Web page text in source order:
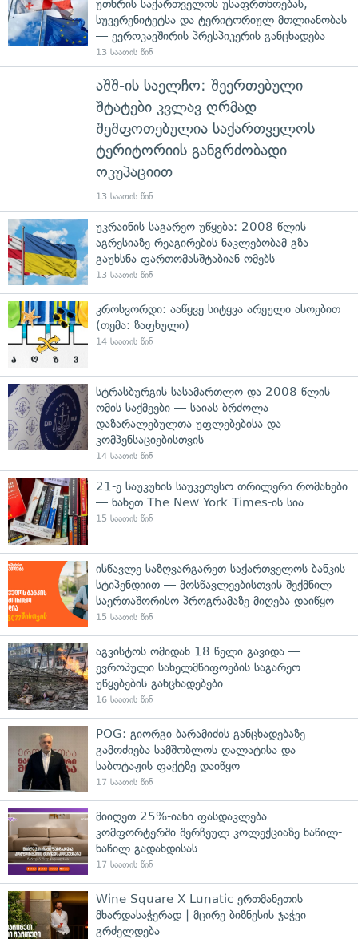
უთხრის საქართველოს უსაფრთხოებას,
სუვერენიტეტსა და ტერიტორიულ მთლიანობას
— ევროკავშირის პრესპიკერის განცხადება
13 საათის წინ
აშშ-ის საელჩო: შეერთებული
შტატები კვლავ ღრმად
შეშფოთებულია საქართველოს
ტერიტორიის განგრძობადი
ოკუპაციით
13 საათის წინ
უკრაინის საგარეო უწყება: 2008 წლის
აგრესიაზე რეაგირების ნაკლებობამ გზა
გაუხსნა ფართომასშტაბიან ომებს
13 საათის წინ
კროსვორდი: ააწყვე სიტყვა არეული ასოებით
(თემა: ზაფხული)
14 საათის წინ
სტრასბურგის სასამართლო და 2008 წლის
ომის საქმეები — საიას ბრძოლა
დაზარალებულთა უფლებებისა და
კომპენსაციებისთვის
14 საათის წინ
21-ე საუკუნის საუკეთესო თრილერი რომანები
— ნახეთ The New York Times-ის სია
15 საათის წინ
ისწავლე საზღვარგარეთ საქართველოს ბანკის
სტიპენდიით — მოსწავლეებისთვის შექმნილ
საერთაშორისო პროგრამაზე მიღება დაიწყო
15 საათის წინ
აგვისტოს ომიდან 18 წელი გავიდა —
ევროპული სახელმწიფოების საგარეო
უწყებების განცხადებები
16 საათის წინ
POG: გიორგი ბარამიძის განცხადებაზე
გამოძიება სამშობლოს ღალატისა და
საბოტაჟის ფაქტზე დაიწყო
17 საათის წინ
მიიღეთ 25%-იანი ფასდაკლება
კომფორტერში შერჩეულ კოლექციაზე ნაწილ-
ნაწილ გადახდისას
17 საათის წინ
Wine Square X Lunatic ერთმანეთის
მხარდასაჭერად | მცირე ბიზნესის ჯაჭვი
გრძელდება